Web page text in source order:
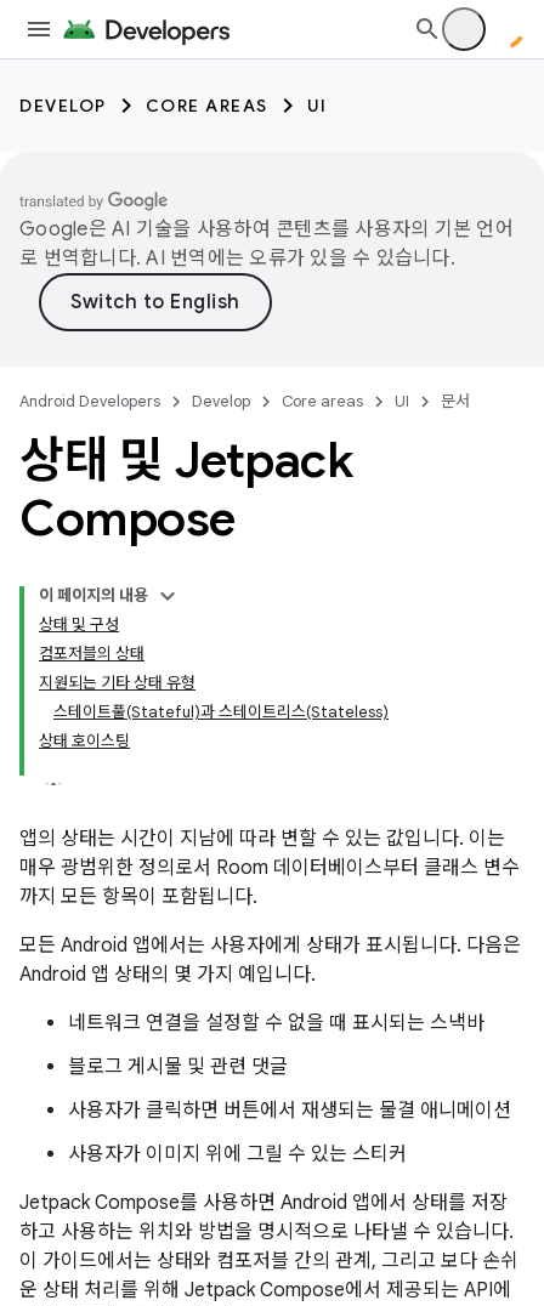
DEVELOP CORE AREAS UI
Google은 AI 기술을 사용하여 콘텐츠를 사용자의 기본 언어
로 번역합니다. AI 번역에는 오류가 있을 수 있습니다.
Android Developers Develop Core areas UI 문서
상태 및 Jetpack
Compose
이 페이지의 내용
상태 및 구성
컴포저블의 상태
지원되는 기타 상태 유형
스테이트풀(Stateful)과 스테이트리스(Stateless)
상태 호이스팅
앱의 상태는 시간이 지남에 따라 변할 수 있는 값입니다. 이는
매우 광범위한 정의로서 Room 데이터베이스부터 클래스 변수
까지 모든 항목이 포함됩니다.
모든 Android 앱에서는 사용자에게 상태가 표시됩니다. 다음은
Android 앱 상태의 몇 가지 예입니다.
네트워크 연결을 설정할 수 없을 때 표시되는 스낵바
블로그 게시물 및 관련 댓글
사용자가 클릭하면 버튼에서 재생되는 물결 애니메이션
사용자가 이미지 위에 그릴 수 있는 스티커
Jetpack Compose를 사용하면 Android 앱에서 상태를 저장
하고 사용하는 위치와 방법을 명시적으로 나타낼 수 있습니다.
이 가이드에서는 상태와 컴포저블 간의 관계, 그리고 보다 손쉬
운 상태 처리를 위해 Jetpack Compose에서 제공되는 API에